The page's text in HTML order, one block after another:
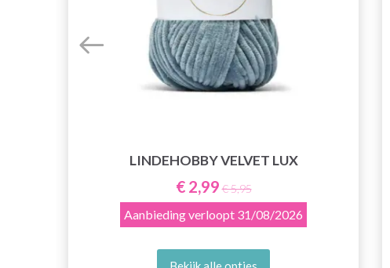
LINDEHOBBY VELVET LUX
€ 2,99 € 5,95
Aanbieding verloopt 31/08/2026